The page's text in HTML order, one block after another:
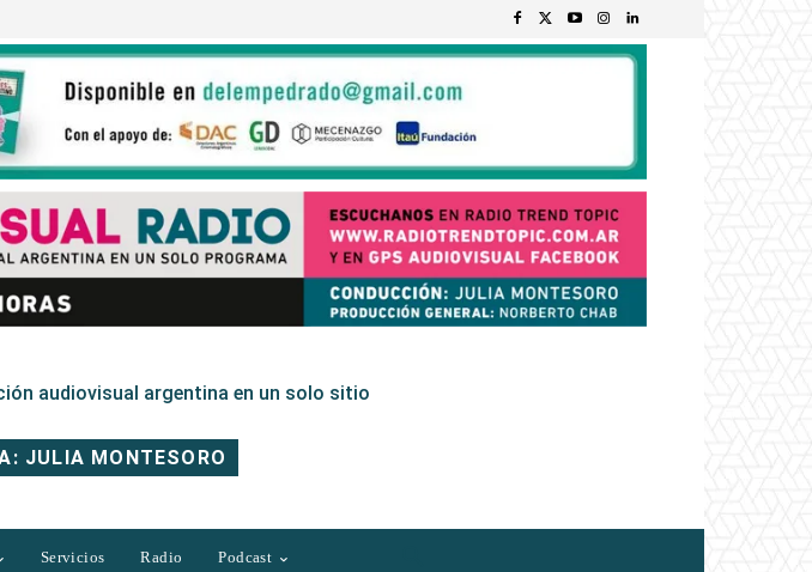
audiovisual argentina en un solo sitio
JULIA MONTESORO
Servicios Radio Podcast